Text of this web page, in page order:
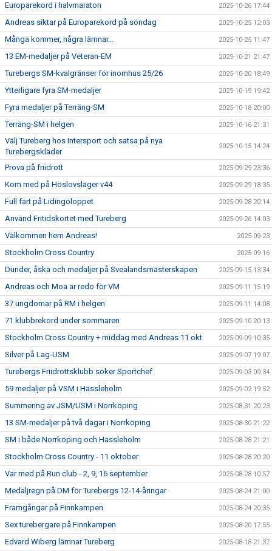
Europarekord i halvmaraton 2025-10-26 17:44
Andreas siktar på Europarekord på söndag 2025-10-25 12:03
Många kommer, några lämnar... 2025-10-25 11:47
13 EM-medaljer på Veteran-EM 2025-10-21 21:47
Turebergs SM-kvalgränser för inomhus 25/26 2025-10-20 18:49
Ytterligare fyra SM-medaljer 2025-10-19 19:42
Fyra medaljer på Terräng-SM 2025-10-18 20:00
Terräng-SM i helgen 2025-10-16 21:31
Välj Tureberg hos Intersport och satsa på nya
Turebergskläder
2025-10-15 14:24
Prova på friidrott 2025-09-29 23:36
Kom med på Höslovsläger v44 2025-09-29 18:35
Full fart på Lidingöloppet 2025-09-28 20:14
Använd Fritidskortet med Tureberg 2025-09-26 14:03
Välkommen hem Andreas! 2025-09-23
Stockholm Cross Country 2025-09-16
Dunder, åska och medaljer på Svealandsmästerskapen 2025-09-15 13:34
Andreas och Moa är redo för VM 2025-09-11 15:19
37 ungdomar på RM i helgen 2025-09-11 14:08
71 klubbrekord under sommaren 2025-09-10 20:13
Stockholm Cross Country + middag med Andreas 11 okt 2025-09-09 10:35
Silver på Lag-USM 2025-09-07 19:07
Turebergs Friidrottsklubb söker Sportchef 2025-09-03 09:34
59 medaljer på VSM i Hässleholm 2025-09-02 19:52
Summering av JSM/USM i Norrköping 2025-08-31 20:23
13 SM-medaljer på två dagar i Norrköping 2025-08-30 21:22
SM i både Norrköping och Hässleholm 2025-08-28 21:21
Stockholm Cross Country - 11 oktober 2025-08-28 20:20
Var med på Run club - 2, 9, 16 september 2025-08-28 10:57
Medaljregn på DM för Turebergs 12-14-åringar 2025-08-24 21:00
Framgångar på Finnkampen 2025-08-24 20:35
Sex turebergare på Finnkampen 2025-08-20 17:55
Edvard Wiberg lämnar Tureberg 2025-08-18 21:37